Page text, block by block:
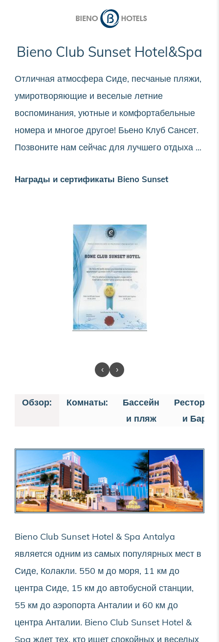
Bieno Club Sunset Hotel&Spa
Отличная атмосфера Сиде, песчаные пляжи,
умиротворяющие и веселые летние
воспоминания, уютные и комфортабельные
номера и многое другое! Бьено Клуб Сансет.
Позвоните нам сейчас для лучшего отдыха ...
Награды и сертификаты Bieno Sunset
‹ ›
Обзор: Комнаты:
Бассейн
и пляж
Ресторан
и Бар
Bieno Club Sunset Hotel & Spa Antalya
является одним из самых популярных мест в
Сиде, Колакли. 550 м до моря, 11 км до
центра Сиде, 15 км до автобусной станции,
55 км до аэропорта Анталии и 60 км до
центра Анталии. Bieno Club Sunset Hotel &
Spa ждет тех, кто ищет спокойных и веселых